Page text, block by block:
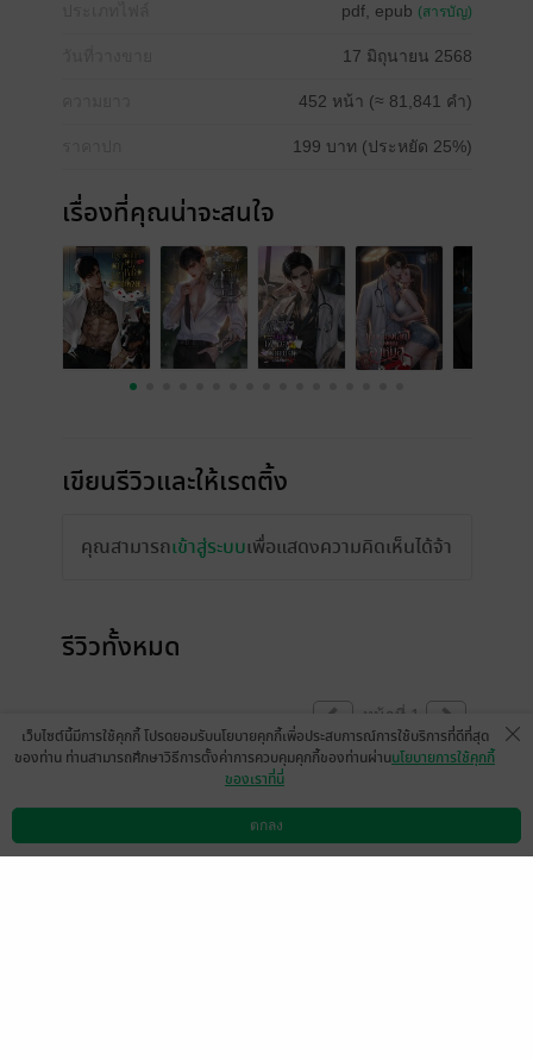
pdf, epub (สารบัญ)
17 มิถุนายน 2568
452 หน้า (≈ 81,841 คำ)
199 บาท (ประหยัด 25%)
เรื่องที่คุณน่าจะสนใจ
เขียนรีวิวและให้เรตติ้ง
คุณสามารถเข้าสู่ระบบเพื่อแสดงความคิดเห็นได้จ้า
รีวิวทั้งหมด
หน้าที่ 1
ดาวน์โหลดแอป วิธีการใช้งาน ติดต่อเรา
เว็บไซต์นี้มีการใช้คุกกี้ โปรดยอมรับนโยบายคุกกี้เพื่อประสบการณ์การใช้บริการที่ดีที่สุด
ของท่าน ท่านสามารถศึกษาวิธีการตั้งค่าการควบคุมคุกกี้ของท่านผ่านนโยบายการใช้คุกกี้
ของเราที่นี่
ตกลง